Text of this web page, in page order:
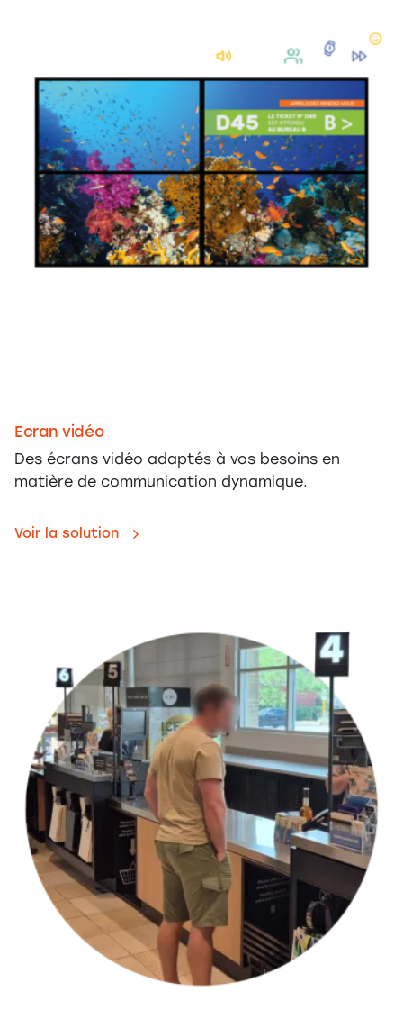
Ecran vidéo
Des écrans vidéo adaptés à vos besoins en
matière de communication dynamique.
Voir la solution